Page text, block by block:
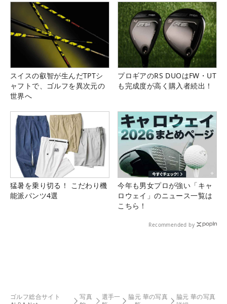
スイスの叡智が生んだTPTシ
ャフトで、ゴルフを異次元の
世界へ
プロギアのRS DUOはFW・UT
も完成度が高く購入者続出！
猛暑を乗り切る！ こだわり機
能派パンツ4選
今年も男女プロが強い「キャ
ロウェイ」のニュース一覧は
こちら！
Recommended by
ゴルフ総合サイト
写真
選手一
脇元 華の写真
脇元 華の写真